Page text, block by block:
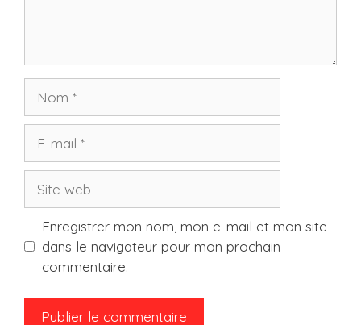
mail
web
Enregistrer mon nom, mon e-mail et mon site
dans le navigateur pour mon prochain
commentaire.